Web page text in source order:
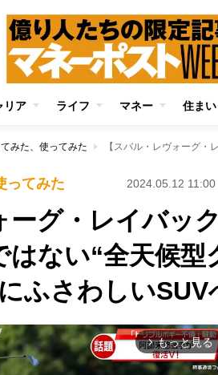
リア ライフ マネー 住ま
みた、使ってみた
ってみた 2024.05.12 11:00
ーグ・レイバッ
はない“全天候型
ふさわしいSUV
arrow_forward_ios もっと見る